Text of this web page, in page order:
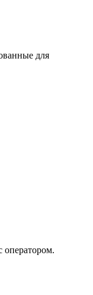
для
оператором.